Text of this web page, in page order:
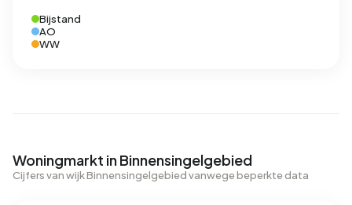
Bijstand
AO
WW
Woningmarkt in Binnensingelgebied
Cijfers van wijk Binnensingelgebied vanwege beperkte data